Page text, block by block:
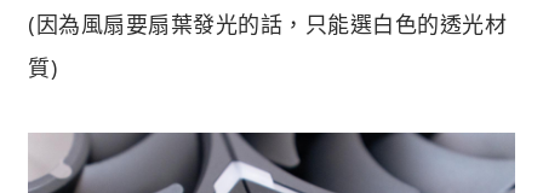
(因為風扇要扇葉發光的話，只能選白色的透光材
質)